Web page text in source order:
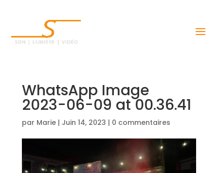
WhatsApp Image
2023-06-09 at 00.36.41
par Marie| Juin 14, 2023 | 0 commentaires